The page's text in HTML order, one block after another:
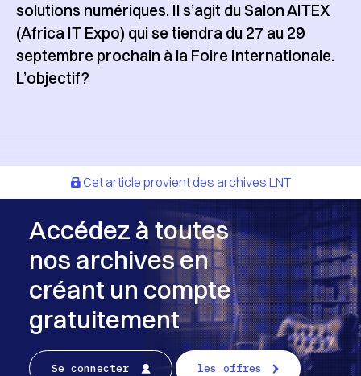
solutions numériques. Il s’agit du Salon AITEX
(Africa IT Expo) qui se tiendra du 27 au 29
septembre prochain à la Foire Internationale.
L’objectif?
Cet article provient des archives LNT
Accédez à toutes
nos archives en
créant un compte
gratuitement
Se connecter les offres